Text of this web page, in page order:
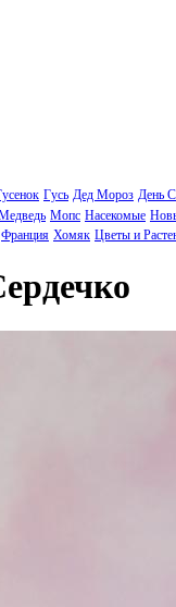
Гусь Дед Мороз День
Мопс Насекомые
Франция Хомяк Цветы и